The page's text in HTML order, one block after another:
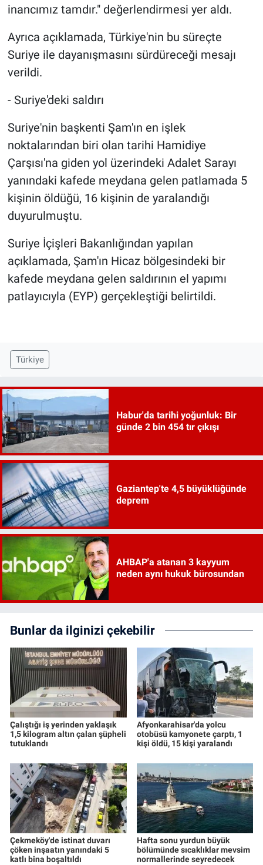
inancımız tamdır." değerlendirmesi yer aldı.
Ayrıca açıklamada, Türkiye'nin bu süreçte
Suriye ile dayanışmasını sürdüreceği mesajı
verildi.
- Suriye'deki saldırı
Suriye'nin başkenti Şam'ın en işlek
noktalarından biri olan tarihi Hamidiye
Çarşısı'na giden yol üzerindeki Adalet Sarayı
yanındaki kafede meydana gelen patlamada 5
kişinin öldüğü, 16 kişinin de yaralandığı
duyurulmuştu.
Suriye İçişleri Bakanlığından yapılan
açıklamada, Şam'ın Hicaz bölgesindeki bir
kafede meydana gelen saldırının el yapımı
patlayıcıyla (EYP) gerçekleştiği belirtildi.
Türkiye
Habur'da tarihi yoğunluk: Bir
günde 2 bin 454 tır çıkışı
Gaziantep'te 4,5 büyüklüğünde
deprem
AHBAP'a atanan 3 kayyum
neden aynı hukuk bürosundan
Bunlar da ilginizi çekebilir
Çalıştığı iş yerinden yaklaşık
1,5 kilogram altın çalan şüpheli
tutuklandı
Afyonkarahisar'da yolcu
otobüsü kamyonete çarptı, 1
kişi öldü, 15 kişi yaralandı
Çekmeköy'de istinat duvarı
çöken inşaatın yanındaki 5
katlı bina boşaltıldı
Hafta sonu yurdun büyük
bölümünde sıcaklıklar mevsim
normallerinde seyredecek